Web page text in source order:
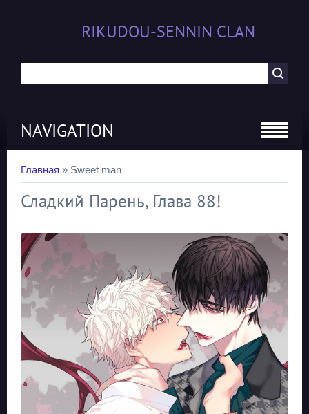
RIKUDOU-SENNIN CLAN
NAVIGATION
Главная » Sweet man
Сладкий Парень, Глава 88!